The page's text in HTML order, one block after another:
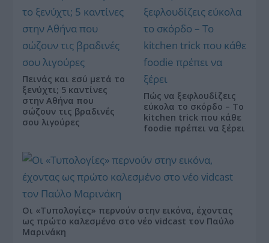
Πεινάς και εσύ μετά το
ξενύχτι; 5 καντίνες
στην Αθήνα που
σώζουν τις βραδινές
σου λιγούρες
Πώς να ξεφλουδίζεις
εύκολα το σκόρδο – Το
kitchen trick που κάθε
foodie πρέπει να ξέρει
Οι «Τυπολογίες» περνούν στην εικόνα, έχοντας
ως πρώτο καλεσμένο στο νέο vidcast τον Παύλο
Μαρινάκη